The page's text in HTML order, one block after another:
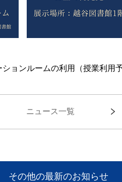
ョンルームの利用（授業利用
ニュース一覧
その他の最新のお知らせ